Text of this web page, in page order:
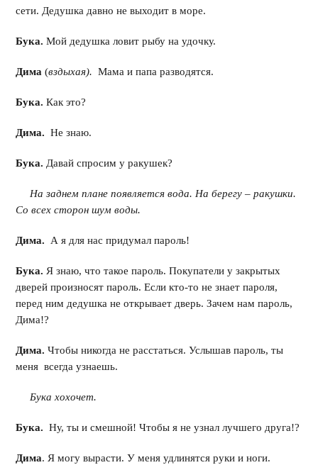
сети. Дедушка давно не выходит в море.
Бука. Мой дедушка ловит рыбу на удочку.
Дима (вздыхая). Мама и папа разводятся.
Бука. Как это?
Дима. Не знаю.
Бука. Давай спросим у ракушек?
На заднем плане появляется вода. На берегу – ракушки.
Со всех сторон шум воды.
Дима. А я для нас придумал пароль!
Бука. Я знаю, что такое пароль. Покупатели у закрытых
дверей произносят пароль. Если кто-то не знает пароля,
перед ним дедушка не открывает дверь. Зачем нам пароль,
Дима!?
Дима. Чтобы никогда не расстаться. Услышав пароль, ты
меня всегда узнаешь.
Бука хохочет.
Бука. Ну, ты и смешной! Чтобы я не узнал лучшего друга!?
Дима. Я могу вырасти. У меня удлинятся руки и ноги.